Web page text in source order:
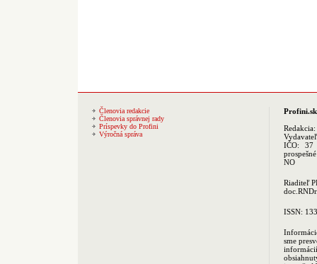
Členovia redakcie
Členovia správnej rady
Príspevky do Profini
Výročná správa
Profini.sk
Redakcia:
IČO: 37
NO
Riaditeľ
ISSN:
sme